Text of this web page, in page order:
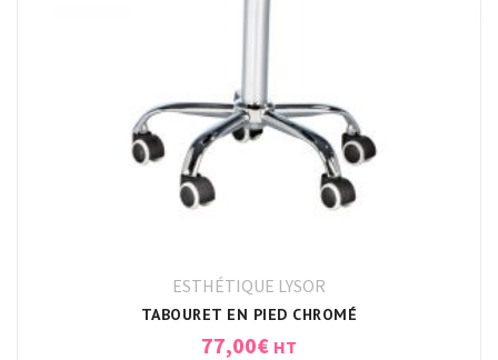
ESTHÉTIQUE LYSOR
TABOURET EN PIED CHROMÉ
77,00€ HT